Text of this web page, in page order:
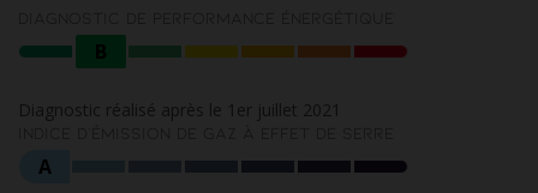
B
Diagnostic réalisé après le 1er juillet 2021
A